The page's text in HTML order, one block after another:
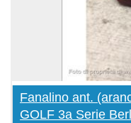
Fanalino ant.
GOLF 3a Serie